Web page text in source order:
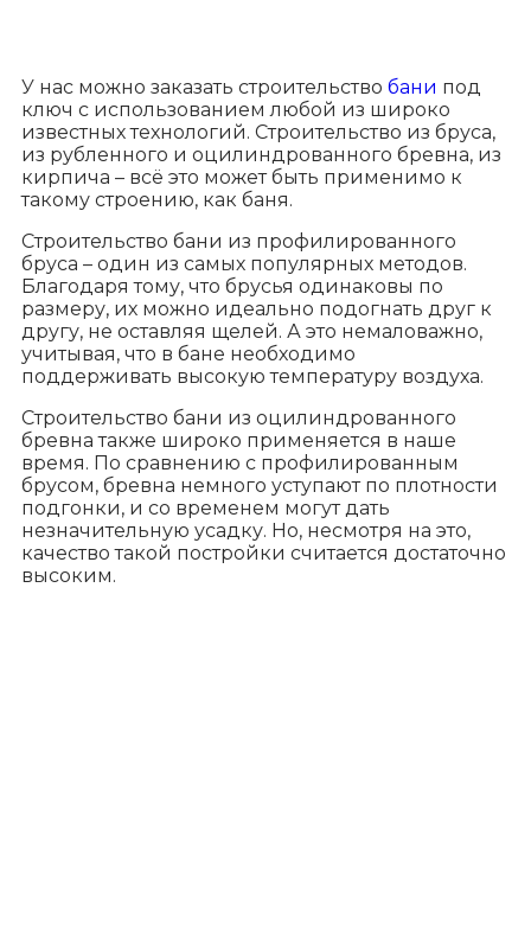
У нас можно заказать строительство бани под
ключ с использованием любой из широко
известных технологий. Строительство из бруса,
из рубленного и оцилиндрованного бревна, из
кирпича – всё это может быть применимо к
такому строению, как баня.
Строительство бани из профилированного
бруса – один из самых популярных методов.
Благодаря тому, что брусья одинаковы по
размеру, их можно идеально подогнать друг к
другу, не оставляя щелей. А это немаловажно,
учитывая, что в бане необходимо
поддерживать высокую температуру воздуха.
Строительство бани из оцилиндрованного
бревна также широко применяется в наше
время. По сравнению с профилированным
брусом, бревна немного уступают по плотности
подгонки, и со временем могут дать
незначительную усадку. Но, несмотря на это,
качество такой постройки считается достаточно
высоким.